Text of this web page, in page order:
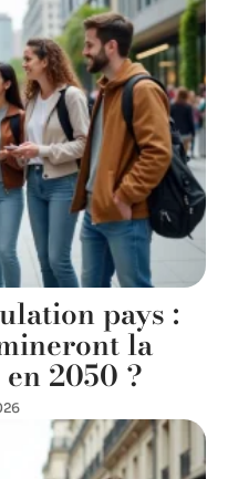
pays :
la
2050 ?